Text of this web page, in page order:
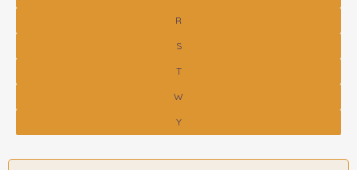
R
S
T
W
Y